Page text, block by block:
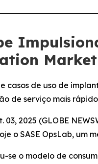
casos de uso de
de serviço mais
03, 2025 (GLOBE
o SASE OpsLab, um
se o modelo de